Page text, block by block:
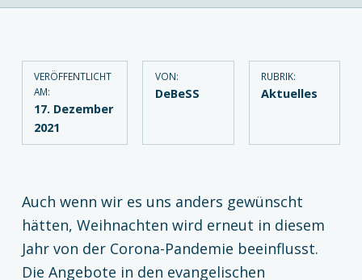
VERÖFFENTLICHT
AM:
17. Dezember
2021
VON:
DeBeSS
RUBRIK:
Aktuelles
Auch wenn wir es uns anders gewünscht
hätten, Weihnachten wird erneut in diesem
Jahr von der Corona-Pandemie beeinflusst.
Die Angebote in den evangelischen